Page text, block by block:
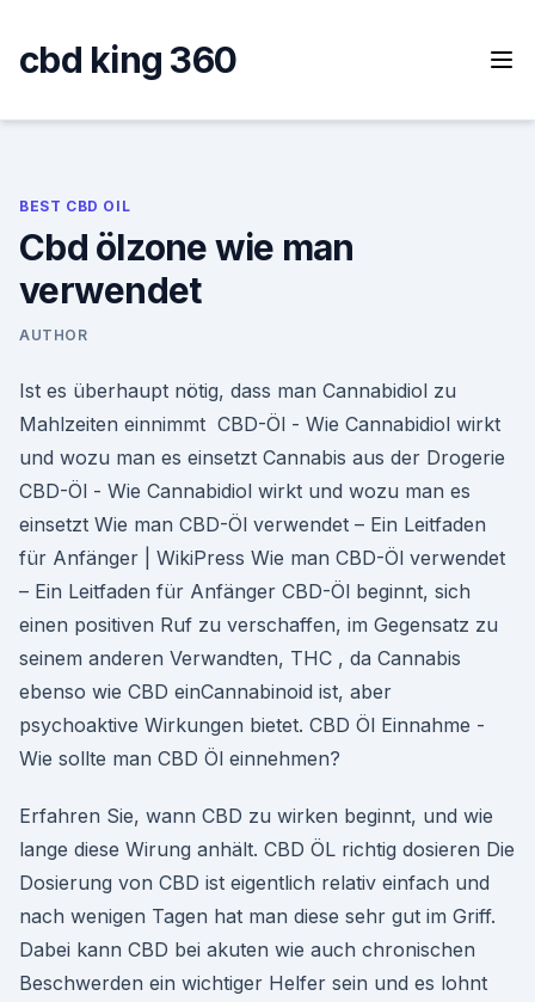
content
cbd king 360
BEST CBD OIL
Cbd ölzone wie man
verwendet
AUTHOR
Ist es überhaupt nötig, dass man Cannabidiol zu
Mahlzeiten einnimmt CBD-Öl - Wie Cannabidiol wirkt
und wozu man es einsetzt Cannabis aus der Drogerie
CBD-Öl - Wie Cannabidiol wirkt und wozu man es
einsetzt Wie man CBD-Öl verwendet – Ein Leitfaden
für Anfänger | WikiPress Wie man CBD-Öl verwendet
– Ein Leitfaden für Anfänger CBD-Öl beginnt, sich
einen positiven Ruf zu verschaffen, im Gegensatz zu
seinem anderen Verwandten, THC , da Cannabis
ebenso wie CBD einCannabinoid ist, aber
psychoaktive Wirkungen bietet. CBD Öl Einnahme -
Wie sollte man CBD Öl einnehmen?
Erfahren Sie, wann CBD zu wirken beginnt, und wie
lange diese Wirung anhält. CBD ÖL richtig dosieren Die
Dosierung von CBD ist eigentlich relativ einfach und
nach wenigen Tagen hat man diese sehr gut im Griff.
Dabei kann CBD bei akuten wie auch chronischen
Beschwerden ein wichtiger Helfer sein und es lohnt